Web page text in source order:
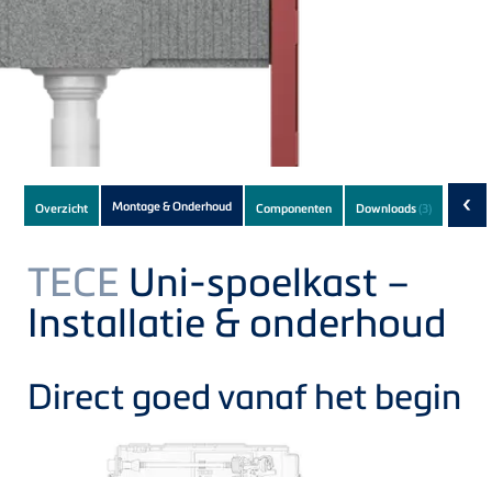
Subnavigation
of
current
Product
Overzicht Montage & Onderhoud Componenten Downloads(3) ‹
TECE Uni-spoelkast –
Installatie & onderhoud
Direct goed vanaf het begin